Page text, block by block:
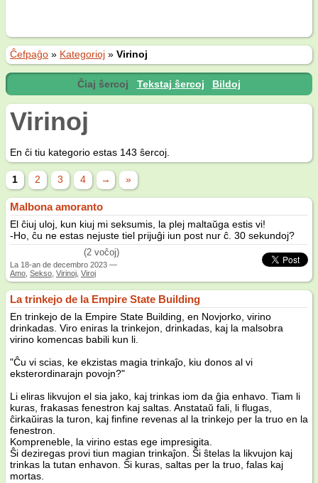
Ĉefpaĝo » Kategorioj » Virinoj
Ĉiaj ŝercoj Tekstaj ŝercoj Bildoj
Virinoj
En ĉi tiu kategorio estas 143 ŝercoj.
1 2 3 4 → »
Malbona amoranto
El ĉiuj uloj, kun kiuj mi seksumis, la plej maltaŭga estis vi!
-Ho, ĉu ne estas nejuste tiel prijuĝi iun post nur ĉ. 30 sekundoj?
/5
(2 voĉoj)
La 18-an de decembro 2023 —
Amo, Sekso, Virinoj, Viroj
La trinkejo de la Empire State Building
En trinkejo de la Empire State Building, en Novjorko, virino
drinkadas. Viro eniras la trinkejon, drinkadas, kaj la malsobra
virino komencas babili kun li.
"Ĉu vi scias, ke ekzistas magia trinkaĵo, kiu donos al vi
eksterordinarajn povojn?"
Li eliras likvujon el sia jako, kaj trinkas iom da ĝia enhavo. Tiam li
kuras, frakasas fenestron kaj saltas. Anstataŭ fali, li flugas,
ĉirkaŭiras la turon, kaj finfine revenas al la trinkejo per la truo en la
fenestron.
Kompreneble, la virino estas ege impresigita.
Ŝi deziregas provi tiun magian trinkaĵon. Ŝi ŝtelas la likvujon kaj
trinkas la tutan enhavon. Ŝi kuras, saltas per la truo, falas kaj
mortas.